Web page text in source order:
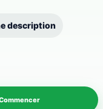
description